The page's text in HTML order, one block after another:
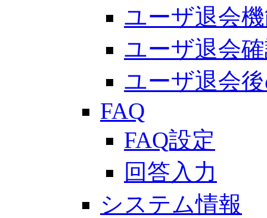
ユーザ退会
ユーザ退会
ユーザ退会
FAQ
FAQ設定
回答入力
システム情報